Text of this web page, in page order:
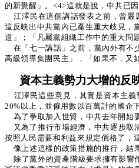
的新覺醒」。<4>這就是說，中共已
江澤民在這個講話發表之前，曾
這反映出中共黨內已產生重大歧見，
道」；「凡屬黨組織工作中的重大問
在「七一講話」之前，黨內外有不
高級領導集團民主」，「如果不，又
資本主義勢力大增的反
江澤民這些意見，其實是資本主
20%以上，並僱用數以百萬計的國企
為了爭取加入世貿，中共去年開始
又為了推行市場經濟，中共逐步取
按照人民需要和利益來規定價格了，
像上述這樣的政策措施的推行，結
除了黨外的資產階級要求擁有影響